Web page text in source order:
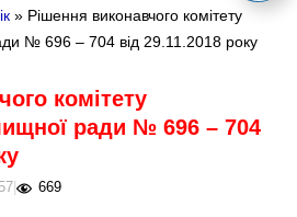
» Рішення виконавчого комітету
№ 696 – 704 від 29.11.2018 року
комітету
ради № 696 – 704
| 669